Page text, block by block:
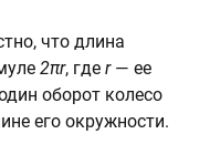
что длина
2πr, где r— ее
оборот колесо
его окружности.